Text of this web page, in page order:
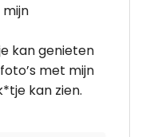
kan genieten
met mijn
kan zien.